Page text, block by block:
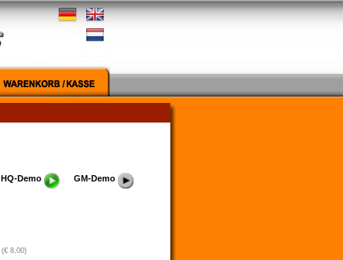
HQ-Demo GM-Demo
(€ 8,00)